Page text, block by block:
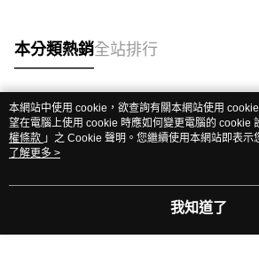
本分類熱銷全站排行
熱門標籤
本網站中使用 cookie，欲查詢有關本網站使用
望在電腦上使用 cookie 時應如何變更電腦的 cookie
權條款 」之 Cookie 聲明。您繼續使用本網站即表示
用條款之 Cookie 聲明使用 cookie。
了解更多 >
我知道了